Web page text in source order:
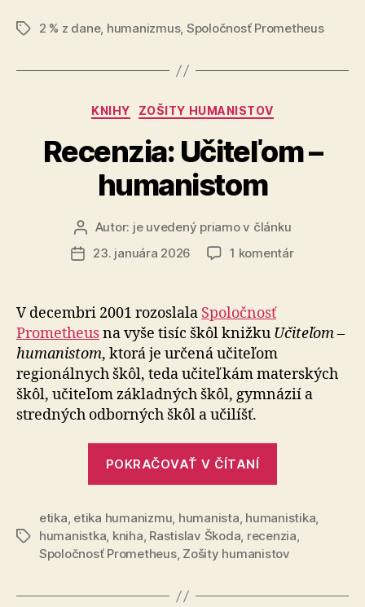
dane
Spoločnosť
svetských
Značky2 % z dane, humanizmus, Spoločnosť Prometheus
Kategórie
KNIHY ZOŠITY HUMANISTOV
Recenzia: Učiteľom –
humanistom
Autor
článku
Autor: je uvedený priamo v článku
Dátum
23. januára 2026 1 komentárna
humanistom
V decembri 2001 rozoslala Spoločnosť
Prometheusna vyše tisíc škôl knižku Učiteľom –
humanistom, ktorá je určená učiteľom
regionálnych škôl, teda učiteľkám materských
škôl, učiteľom základných škôl, gymnázií a
stredných odborných škôl a učilíšť.
POKRAČOVAŤ V ČÍTANÍ
Značky
etika, etika humanizmu, humanista, humanistika,
humanistka, kniha, Rastislav Škoda, recenzia,
Spoločnosť Prometheus, Zošity humanistov